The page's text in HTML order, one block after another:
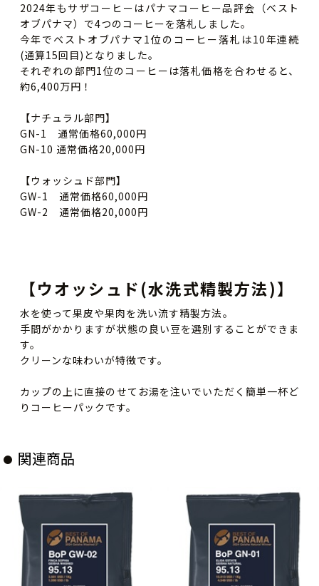
2024年もサザコーヒーはパナマコーヒー品評会（ベスト
オブパナマ）で4つのコーヒーを落札しました。
今年でベストオブパナマ1位のコーヒー落札は10年連続
(通算15回目)となりました。
それぞれの部門1位のコーヒーは落札価格を合わせると、
約6,400万円！
【ナチュラル部門】
GN-1 通常価格60,000円
GN-10 通常価格20,000円
【ウォッシュド部門】
GW-1 通常価格60,000円
GW-2 通常価格20,000円
【ウオッシュド(水洗式精製方法)】
水を使って果皮や果肉を洗い流す精製方法。
手間がかかりますが状態の良い豆を選別することができま
す。
クリーンな味わいが特徴です。
カップの上に直接のせてお湯を注いでいただく簡単一杯ど
りコーヒーパックです。
関連商品